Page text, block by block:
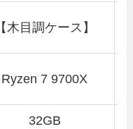
【木目調ケース】
Ryzen 7 9700X
32GB